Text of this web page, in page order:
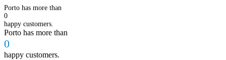
Porto has more than
0
happy customers.
Porto has more than
0
happy customers.